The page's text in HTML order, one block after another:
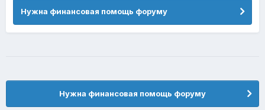
Нужна финансовая помощь форуму
Нужна финансовая помощь форуму